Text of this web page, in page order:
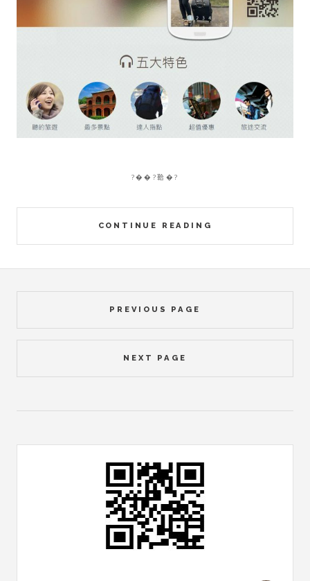
CONTINUE READING
?��?鞈�?
PREVIOUS PAGE
NEXT PAGE